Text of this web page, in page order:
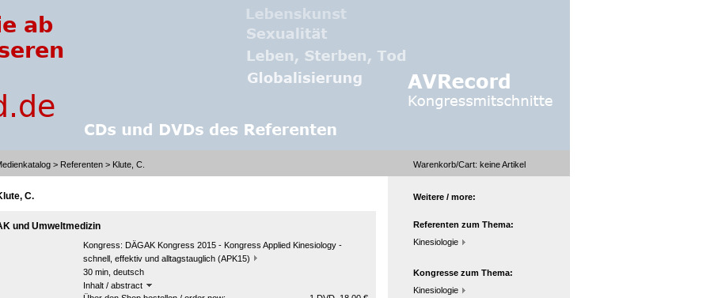
> Referenten > Klute, C. Warenkorb/Cart: keineArtikel
C.
und Umweltmedizin
Kongress: DÄGAK Kongress 2015 - Kongress Applied Kinesiology -
schnell, effektiv und alltagstauglich (APK15)
30 min, deutsch
Inhalt / abstract
Weitere / more:
Referenten zum Thema:
Kinesiologie
Kongresse zum Thema:
Kinesiologie